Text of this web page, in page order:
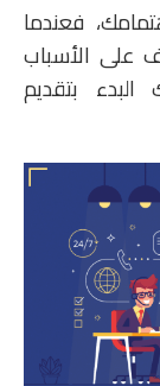
فعندما
على الأسباب
بتقديم